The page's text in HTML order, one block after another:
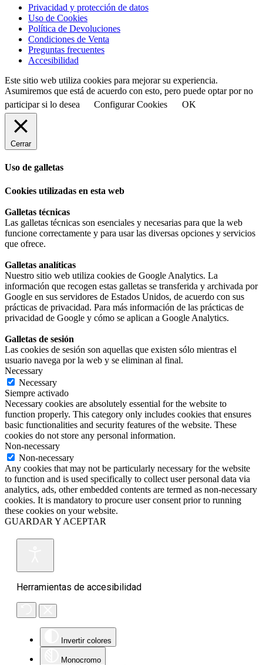
Privacidad y protección de datos
Uso de Cookies
Política de Devoluciones
Condiciones de Venta
Preguntas frecuentes
Accesibilidad
Este sitio web utiliza cookies para mejorar su experiencia.
Asumiremos que está de acuerdo con esto, pero puede optar por no
participar si lo desea
Configurar Cookies OK
Cerrar
Uso de galletas
Cookies utilizadas en esta web
Galletas técnicas
Las galletas técnicas son esenciales y necesarias para que la web
funcione correctamente y para usar las diversas opciones y servicios
que ofrece.
Galletas analíticas
Nuestro sitio web utiliza cookies de Google Analytics. La
información que recogen estas galletas se transferida y archivada por
Google en sus servidores de Estados Unidos, de acuerdo con sus
prácticas de privacidad. Para más información de las prácticas de
privacidad de Google y cómo se aplican a Google Analytics.
Galletas de sesión
Las cookies de sesión son aquellas que existen sólo mientras el
usuario navega por la web y se eliminan al final.
Necessary
Necessary
Siempre activado
Necessary cookies are absolutely essential for the website to
function properly. This category only includes cookies that ensures
basic functionalities and security features of the website. These
cookies do not store any personal information.
Non-necessary
Non-necessary
Any cookies that may not be particularly necessary for the website
to function and is used specifically to collect user personal data via
analytics, ads, other embedded contents are termed as non-necessary
cookies. It is mandatory to procure user consent prior to running
these cookies on your website.
GUARDAR Y ACEPTAR
Herramientas de accesibilidad
Invertir colores
Monocromo